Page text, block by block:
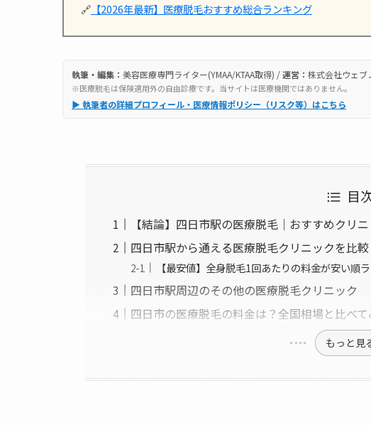
🔗 【2026年最新】医療脱毛おすすめ総合ランキング
執筆・編集： 美容医療専門ライター(YMAA/KTAA取得) /運営： 株式会社ウェブ
※医療脱毛は保険適用外の自由診療です。当サイトは医療機関ではありません。
▶ 執筆者の詳細プロフィール・医療情報ポリシー（リスク等）はこちら
目
【結論】四日市駅の医療脱毛｜おすすめクリ
四日市駅から通える医療脱毛クリニックを比較
【最安値】全身脱毛1回あたりの料金が安い順
四日市駅周辺のその他の医療脱毛クリニック
四日市の医療脱毛の料金は？全国相場と比べて
もっと見